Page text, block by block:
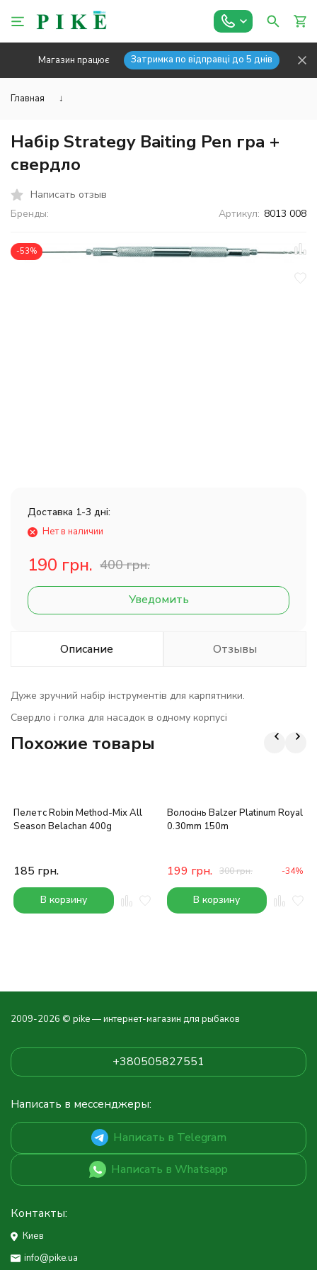
Магазин працює Затримка по відправці до 5 днів
Главная ↓
Набір Strategy Baiting Pen гра +
свердло
Написать отзыв
Бренды:
Артикул: 8013 008
-53%
Доставка 1-3 дні:
Нет в наличии
190 грн. 400 грн.
Уведомить
Описание Отзывы
Дуже зручний набір інструментів для карпятники.
Свердло і голка для насадок в одному корпусі
Похожие товары
Пелетс Robin Method-Mix All
Season Belachan 400g
185 грн.
В корзину
Волосінь Balzer Platinum Royal
0.30mm 150m
199 грн. 300грн. -34%
В корзину
2009-2026 © pike — интернет-магазин для рыбаков
+380505827551
Написать в мессенджеры:
Написать в Telegram
Написать в Whatsapp
Контакты:
Киев
info@pike.ua